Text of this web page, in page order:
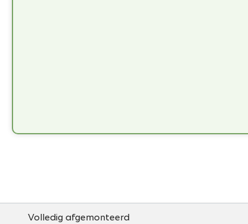
Volledig afgemonteerd